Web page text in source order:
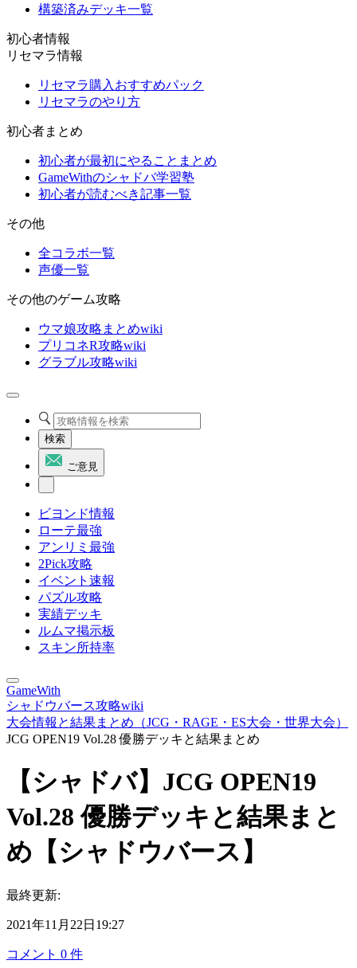
構築済みデッキ一覧
初心者情報
リセマラ情報
リセマラ購入おすすめパック
リセマラのやり方
初心者まとめ
初心者が最初にやることまとめ
GameWithのシャドバ学習塾
初心者が読むべき記事一覧
その他
全コラボ一覧
声優一覧
その他のゲーム攻略
ウマ娘攻略まとめwiki
プリコネR攻略wiki
グラブル攻略wiki
検索
ご意見
ビヨンド情報
ローテ最強
アンリミ最強
2Pick攻略
イベント速報
パズル攻略
実績デッキ
ルムマ掲示板
スキン所持率
GameWith
シャドウバース攻略wiki
大会情報と結果まとめ（JCG・RAGE・ES大会・世界大会）
JCG OPEN19 Vol.28 優勝デッキと結果まとめ
【シャドバ】JCG OPEN19
Vol.28 優勝デッキと結果まと
め【シャドウバース】
最終更新:
2021年11月22日19:27
コメント 0 件